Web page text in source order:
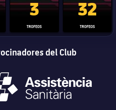
3
TROFEOS
32
TROFEOS
del Club